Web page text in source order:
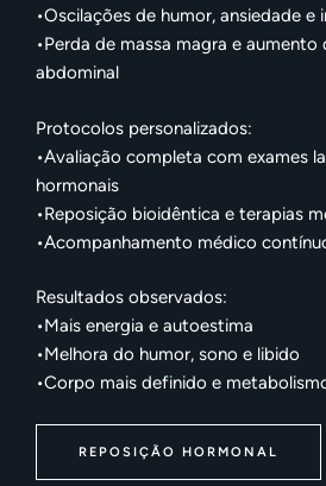
​•​Oscilações de humor, ansiedade e
​•​Perda de massa magra e aumento
abdominal
Protocolos personalizados:
​•​Avaliação completa com exames
hormonais
​•​Reposição bioidêntica e terapias
​•​Acompanhamento médico
Resultados observados:
​•​Mais energia e autoestima
​•​Melhora do humor, sono e libido
​•​Corpo mais definido e
REPOSIÇÃO HORMONAL